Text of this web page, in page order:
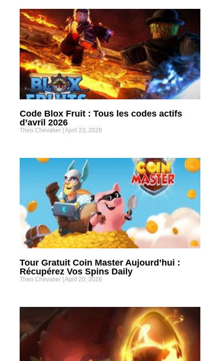
Code Blox Fruit : Tous les codes actifs
d’avril 2026
Theo Chevalier April 23, 2026
Tour Gratuit Coin Master Aujourd’hui :
Récupérez Vos Spins Daily
Theo Chevalier April 20, 2026